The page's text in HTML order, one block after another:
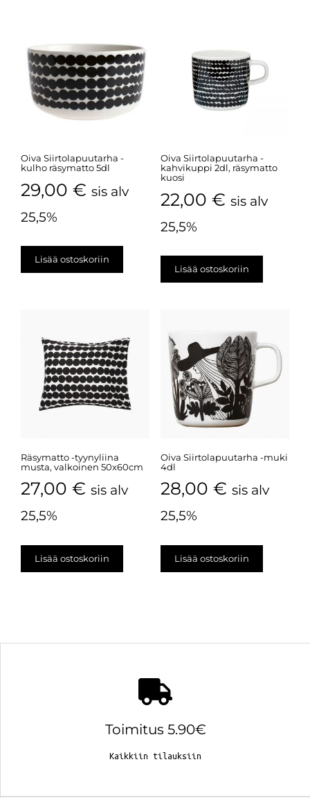
Oiva Siirtolapuutarha -
kulho räsymatto 5dl
29,00 € sis alv
25,5%
Lisää ostoskoriin
Oiva Siirtolapuutarha -
kahvikuppi 2dl, räsymatto
kuosi
22,00 € sis alv
25,5%
Lisää ostoskoriin
Räsymatto -tyynyliina
musta, valkoinen 50x60cm
27,00 € sis alv
25,5%
Lisää ostoskoriin
Oiva Siirtolapuutarha -muki
4dl
28,00 € sis alv
25,5%
Lisää ostoskoriin
Toimitus 5.90€
Kaikkiin tilauksiin